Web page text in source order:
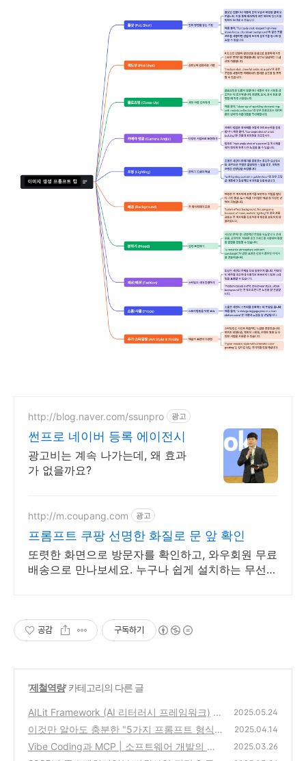
http://blog.naver.com/ssunpro 광고
썬프로 네이버 등록 에이전시
광고비는 계속 나가는데, 왜 효과
가 없을까요?
http://m.coupang.com 광고
프롬프트 쿠팡 선명한 화질로 문 앞 확인
또렷한 화면으로 방문자를 확인하고, 와우회원 무료
배송으로 만나보세요. 누구나 쉽게 설치하는 무선
공감 구독하기
'제철역량' 카테고리의 다른 글
AILit Framework (AI 리터러시 프레임워크)
(3)
2025.05.24
이것만 알아도 충분한 "5가지 프롬프트 형식"
(0)
2025.04.14
Vibe Coding과 MCP | 소프트웨어 개발의 새
2025.03.26